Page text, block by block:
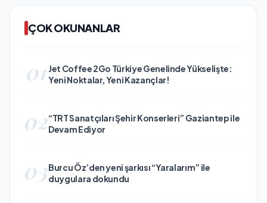
ÇOK OKUNANLAR
01 Jet Coffee 2Go Türkiye Genelinde Yükselişte:
Yeni Noktalar, Yeni Kazançlar!
02“TRT Sanatçıları Şehir Konserleri” Gaziantep ile
Devam Ediyor
03Burcu Öz’den yeni şarkısı “Yaralarım” ile
duygulara dokundu